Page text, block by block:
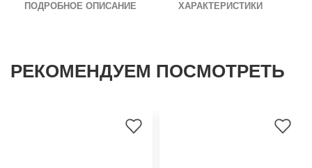
ПОДРОБНОЕ ОПИСАНИЕ ХАРАКТЕРИСТИКИ
РЕКОМЕНДУЕМ ПОСМОТРЕТЬ